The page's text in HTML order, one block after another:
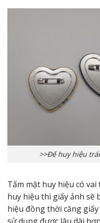
>>Đế huy hiệu
Tấm mặt huy hiệu có
huy hiệu thì giấy ảnh sẽ
hiệu đồng thời căng